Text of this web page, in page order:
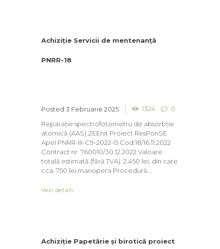
Achiziție Servicii de mentenanță
PNRR-18
3 Februarie 2025 1324
0
Reparație spectrofotometru de absorbție
atomică (AAS) ZEEnit Proiect ResPonSE
Apel PNRR-III-C9-2022-I5 Cod:18/16.11.2022
Contract nr. 760010/30.12.2022 Valoare
totală estimată (fără TVA): 2.450 lei, din care
cca. 750 lei manopera Procedură...
Vezi detalii ...
Achiziție Papetărie și birotică proiect